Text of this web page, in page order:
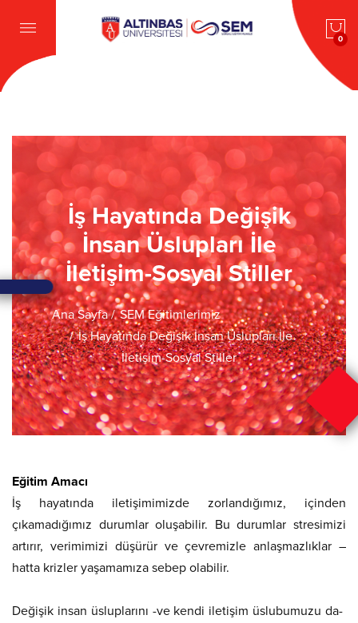
0
İş Hayatında Değişik
İnsan Üslupları İle
İletişim-Sosyal Stiller
Ana Sayfa
SEM Eğitimlerimiz
İş Hayatında Değişik İnsan Üslupları İle
İletişim-Sosyal Stiller
Eğitim Amacı
İş hayatında iletişimimizde zorlandığımız, içinden
çıkamadığımız durumlar oluşabilir. Bu durumlar stresimizi
artırır, verimimizi düşürür ve çevremizle anlaşmazlıklar –
hatta krizler yaşamamıza sebep olabilir.
Değişik insan üsluplarını -ve kendi iletişim üslubumuzu da-